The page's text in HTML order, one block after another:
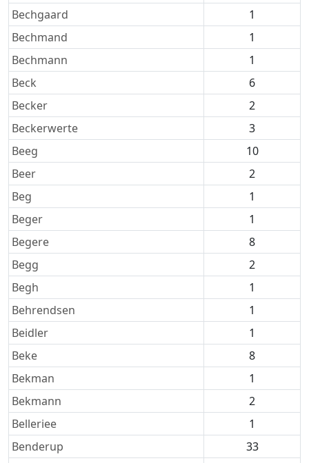
Bechgaard
1
Bechmand
1
Bechmann
1
Beck
6
Becker
2
Beckerwerte
3
Beeg
10
Beer
2
Beg
1
Beger
1
Begere
8
Begg
2
Begh
1
Behrendsen
1
Beidler
1
Beke
8
Bekman
1
Bekmann
2
Belleriee
1
Benderup
33